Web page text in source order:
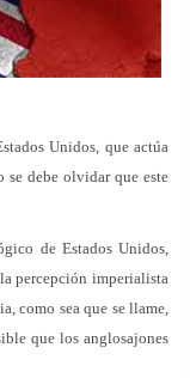
Unidos, que actúa
se debe olvidar que este
de Estados Unidos,
percepción imperialista
como sea que se llame,
que los anglosajones